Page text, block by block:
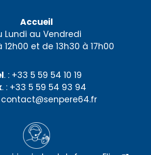
Accueil
Lundi au Vendredi
et de 13h30 à 17h00
. : +33 5 59 54 10 19
. : +33 5 59 54 93 94
contact@senpere64.fr